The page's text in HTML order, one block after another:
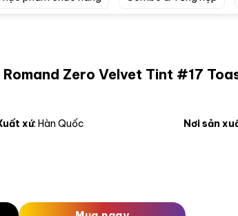
Zero Velvet Tint #17
xứ: Hàn Quốc Nơi sản
Zero Velvet Tint #17 Toasty Nude 5g Cam